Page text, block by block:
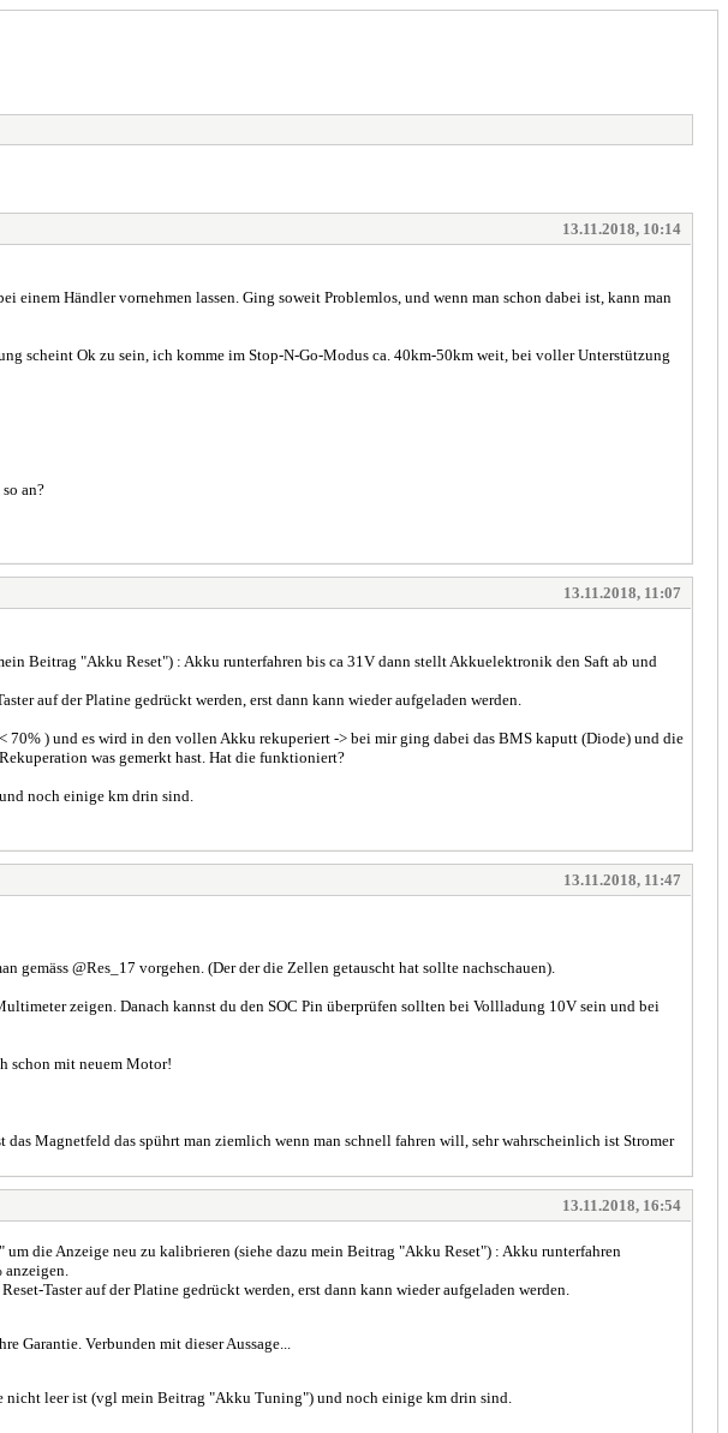
13.11.2018, 10:14
Händler vornehmen lassen. Ging soweit Problemlos, und wenn man schon dabei ist, kann man
scheint Ok zu sein, ich komme im Stop-N-Go-Modus ca. 40km-50km weit, bei voller Unterstützung
an?
13.11.2018, 11:07
Beitrag "Akku Reset") : Akku runterfahren bis ca 31V dann stellt Akkuelektronik den Saft ab und
auf der Platine gedrückt werden, erst dann kann wieder aufgeladen werden.
) und es wird in den vollen Akku rekuperiert -> bei mir ging dabei das BMS kaputt (Diode) und die
was gemerkt hast. Hat die funktioniert?
noch einige km drin sind.
13.11.2018, 11:47
gemäss @Res_17 vorgehen. (Der der die Zellen getauscht hat sollte nachschauen).
zeigen. Danach kannst du den SOC Pin überprüfen sollten bei Vollladung 10V sein und bei
schon mit neuem Motor!
Magnetfeld das spührt man ziemlich wenn man schnell fahren will, sehr wahrscheinlich ist Stromer
13.11.2018, 16:54
die Anzeige neu zu kalibrieren (siehe dazu mein Beitrag "Akku Reset") : Akku runterfahren
Taster auf der Platine gedrückt werden, erst dann kann wieder aufgeladen werden.
Garantie. Verbunden mit dieser Aussage...
nicht leer ist (vgl mein Beitrag "Akku Tuning") und noch einige km drin sind.